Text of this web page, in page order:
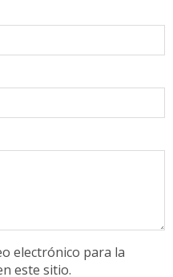
electrónico para la
este sitio.